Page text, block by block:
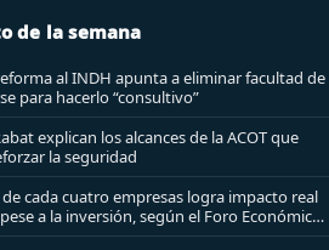
de la semana
al INDH apunta a eliminar facultad de
para hacerlo “consultivo”
explican los alcances de la ACOT que
la seguridad
cada cuatro empresas logra impacto real
a la inversión, según el Foro Económico